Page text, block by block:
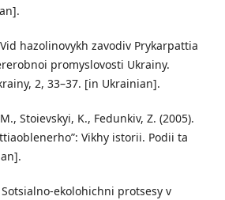
hazolinovykh zavodiv Prykarpattia
promyslovosti Ukrainy.
2, 33–37. [in Ukrainian].
Stoievskyi, K., Fedunkiv, Z. (2005).
Vikhy istorii. Podii ta
Sotsialno-ekolohichni protsesy v